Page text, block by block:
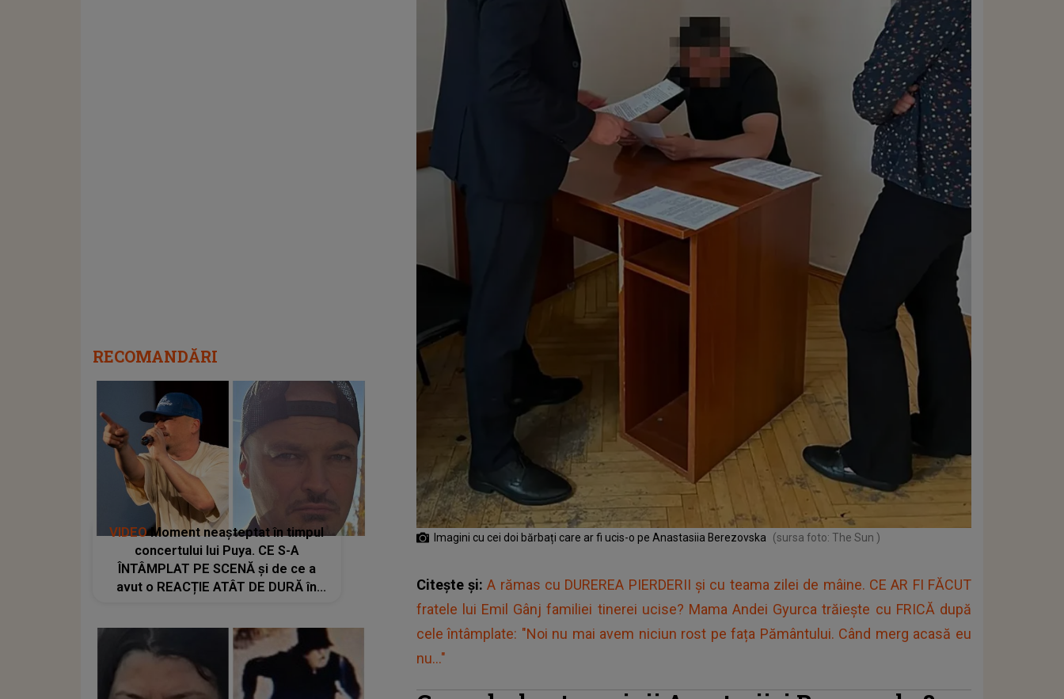
Imagini cu cei doi bărbați care ar fi ucis-o pe Anastasiia Berezovska (sursa foto: The Sun )
Citește și:A rămas cu DUREREA PIERDERII și cu teama zilei de mâine. CE AR FI FĂCUT
fratele lui Emil Gânj familiei tinerei ucise? Mama Andei Gyurca trăiește cu FRICĂ după
cele întâmplate: "Noi nu mai avem niciun rost pe fața Pământului. Când merg acasă eu
nu..."
RECOMANDĂRI
VIDEOMoment neașteptat în timpul
concertului lui Puya. CE S-A
ÎNTÂMPLAT PE SCENĂ și de ce a
avut o REACȚIE ATÂT DE DURĂ în
când se..."